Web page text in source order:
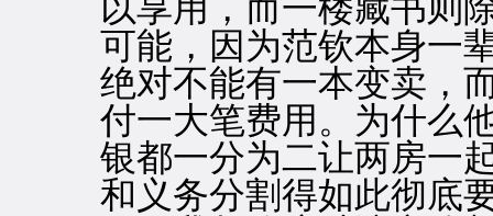
以享用，而一楼藏书则
可能，因为范钦本身一
绝对不能有一本变卖，
付一大笔费用。为什么
银都一分为二让两房一
和义务分割得如此彻底